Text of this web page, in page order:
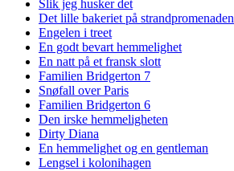
Slik jeg husker det
Det lille bakeriet på strandpromenaden
Engelen i treet
En godt bevart hemmelighet
En natt på et fransk slott
Familien Bridgerton 7
Snøfall over Paris
Familien Bridgerton 6
Den irske hemmeligheten
Dirty Diana
En hemmelighet og en gentleman
Lengsel i kolonihagen